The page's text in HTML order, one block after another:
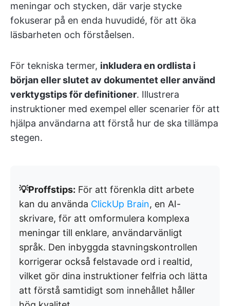
meningar och stycken, där varje stycke
fokuserar på en enda huvudidé, för att öka
läsbarheten och förståelsen.
För tekniska termer, inkludera en ordlista i
början eller slutet av dokumentet eller använd
verktygstips för definitioner. Illustrera
instruktioner med exempel eller scenarier för att
hjälpa användarna att förstå hur de ska tillämpa
stegen.
💡Proffstips: För att förenkla ditt arbete
kan du använda ClickUp Brain, en AI-
skrivare, för att omformulera komplexa
meningar till enklare, användarvänligt
språk. Den inbyggda stavningskontrollen
korrigerar också felstavade ord i realtid,
vilket gör dina instruktioner felfria och lätta
att förstå samtidigt som innehållet håller